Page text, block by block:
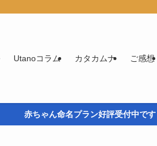
Utanoコラム カタカムナ ご感想
赤ちゃん命名プラン好評受付中です